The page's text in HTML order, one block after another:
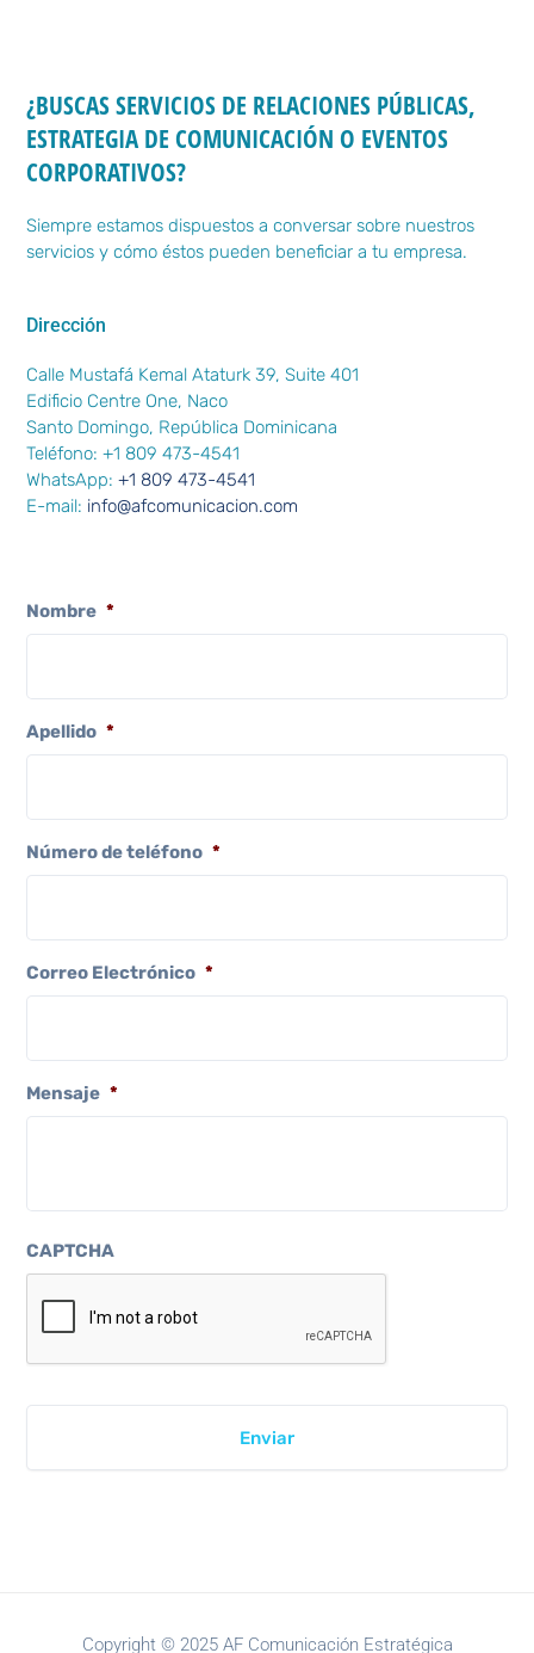
¿BUSCAS SERVICIOS DE RELACIONES PÚBLICAS,
ESTRATEGIA DE COMUNICACIÓN O EVENTOS
CORPORATIVOS?
Siempre estamos dispuestos a conversar sobre nuestros
servicios y cómo éstos pueden beneficiar a tu empresa.
Dirección
Calle Mustafá Kemal Ataturk 39, Suite 401
Edificio Centre One, Naco
Santo Domingo, República Dominicana
Teléfono: +1 809 473-4541
WhatsApp:+1 809 473-4541
E-mail: info@afcomunicacion.com
Nombre *
Apellido *
Número de teléfono *
Correo Electrónico *
Mensaje *
CAPTCHA
Copyright © 2025 AF Comunicación Estratégica